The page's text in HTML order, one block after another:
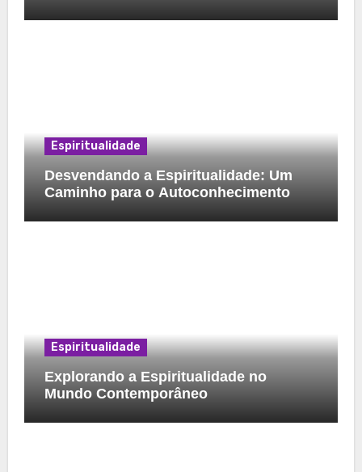
Espiritualidade
Desvendando a Espiritualidade: Um
Caminho para o Autoconhecimento
Espiritualidade
Explorando a Espiritualidade no
Mundo Contemporâneo